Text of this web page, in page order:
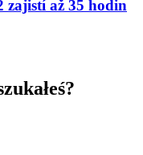
zajistí až 35 hodin